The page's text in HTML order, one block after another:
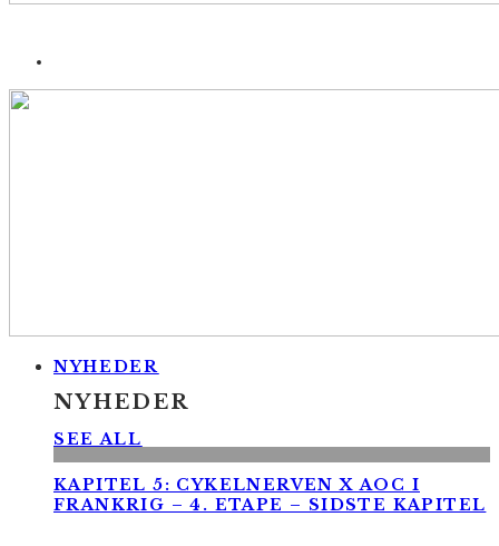
NYHEDER
NYHEDER
SEE ALL
KAPITEL 5: CYKELNERVEN X AOC I
FRANKRIG – 4. ETAPE – SIDSTE KAPITEL